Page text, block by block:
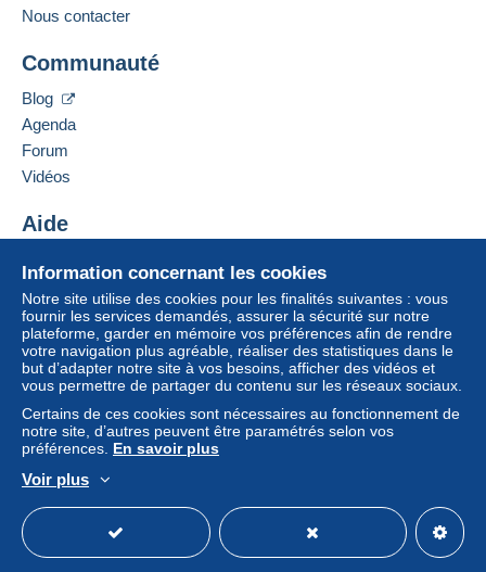
Information concernant les cookies
Notre site utilise des cookies pour les finalités suivantes : vous
fournir les services demandés, assurer la sécurité sur notre
plateforme, garder en mémoire vos préférences afin de rendre
votre navigation plus agréable, réaliser des statistiques dans le
but d’adapter notre site à vos besoins, afficher des vidéos et
vous permettre de partager du contenu sur les réseaux sociaux.
Certains de ces cookies sont nécessaires au fonctionnement de
notre site, d’autres peuvent être paramétrés selon vos
préférences. En savoir plus
Voir plus
Nous contacter
Communauté
Blog
Agenda
Forum
Vidéos
Aide
Acheter sur Delcampe
Vendre sur Delcampe
Un site sécurisé